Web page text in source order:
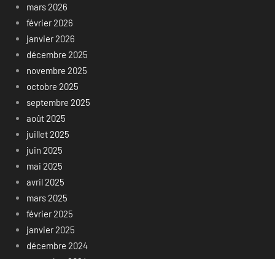
mars 2026
février 2026
janvier 2026
décembre 2025
novembre 2025
octobre 2025
septembre 2025
août 2025
juillet 2025
juin 2025
mai 2025
avril 2025
mars 2025
février 2025
janvier 2025
décembre 2024